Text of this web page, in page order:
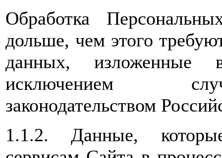
Обработка
дольше, чем этого
данных, изложенные
исключением
законодательством
1.1.2. Данные,